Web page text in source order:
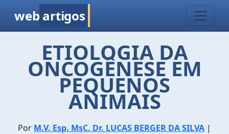
web artigos
ETIOLOGIA DA
ONCOGÊNESE EM
PEQUENOS
ANIMAIS
Por M.V. Esp. MsC. Dr. LUCAS BERGER DA SILVA |